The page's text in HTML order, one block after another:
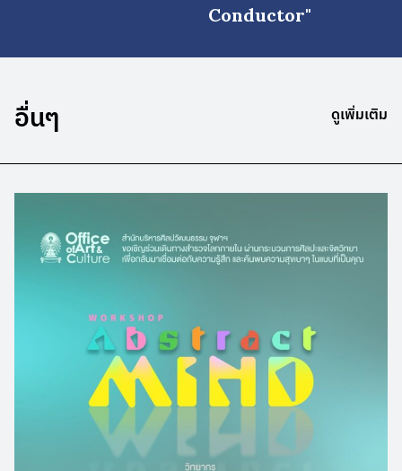
Conductor"
อื่นๆ ดูเพิ่มเติม